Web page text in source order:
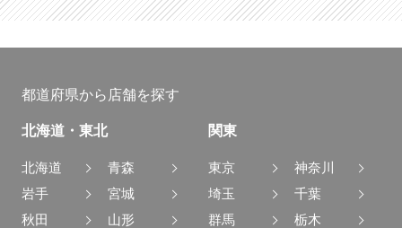
都道府県から店舗を探す
北海道・東北
北海道
青森
岩手
宮城
秋田
山形
関東
東京
神奈川
埼玉
千葉
群馬
栃木